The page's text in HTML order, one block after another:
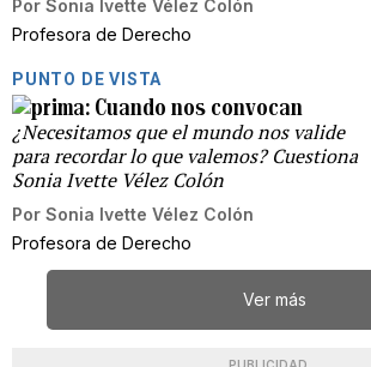
Por Sonia Ivette Vélez Colón
Profesora de Derecho
PUNTO DE VISTA
Cuando nos convocan
¿Necesitamos que el mundo nos valide
para recordar lo que valemos? Cuestiona
Sonia Ivette Vélez Colón
Por Sonia Ivette Vélez Colón
Profesora de Derecho
Ver más